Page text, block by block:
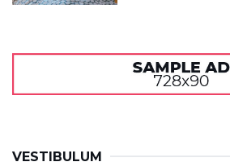
VESTIBULUM